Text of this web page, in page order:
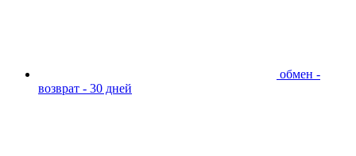
обмен -
возврат - 30 дней